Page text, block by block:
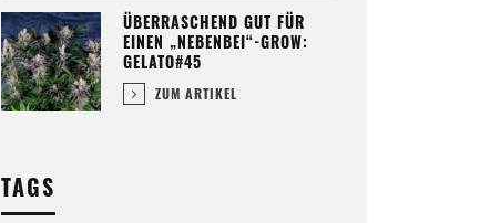
ÜBERRASCHEND GUT FÜR
EINEN „NEBENBEI“-GROW:
GELATO#45
ZUM ARTIKEL
TAGS